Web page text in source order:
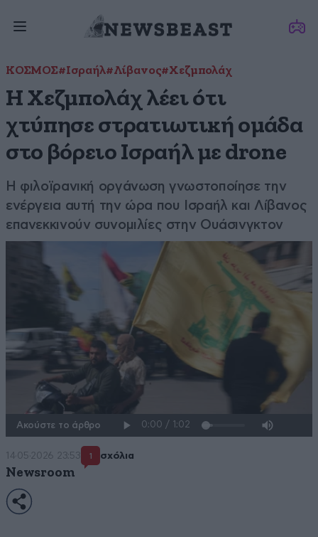
ΚΟΣΜΟΣ#Ισραήλ#Λίβανος#Χεζμπολάχ
Η Χεζμπολάχ λέει ότι
χτύπησε στρατιωτική ομάδα
στο βόρειο Ισραήλ με drone
Η φιλοϊρανική οργάνωση γνωστοποίησε την
ενέργεια αυτή την ώρα που Ισραήλ και Λίβανος
επανεκκινούν συνομιλίες στην Ουάσινγκτον
Ακούστε το άρθρο
14·05·2026 23:53 1 σχόλια
Newsroom